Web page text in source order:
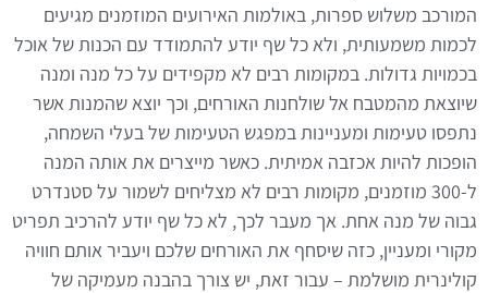
המורכב משלוש ספרות, באולמות האירועים המוזמנים מגיעים
לכמות משמעותית, ולא כל שף יודע להתמודד עם הכנות של אוכל
בכמויות גדולות. במקומות רבים לא מקפידים על כל מנה ומנה
שיוצאת מהמטבח אל שולחנות האורחים, וכך יוצא שהמנות אשר
נתפסו טעימות ומעניינות במפגש הטעימות של בעלי השמחה,
הופכות להיות אכזבה אמיתית. כאשר מייצרים את אותה המנה
ל-300 מוזמנים, מקומות רבים לא מצליחים לשמור על סטנדרט
גבוה של מנה אחת. אך מעבר לכך, לא כל שף יודע להרכיב תפריט
מקורי ומעניין, כזה שיסחף את האורחים שלכם ויעביר אותם חוויה
קולינרית מושלמת – עבור זאת, יש צורך בהבנה מעמיקה של